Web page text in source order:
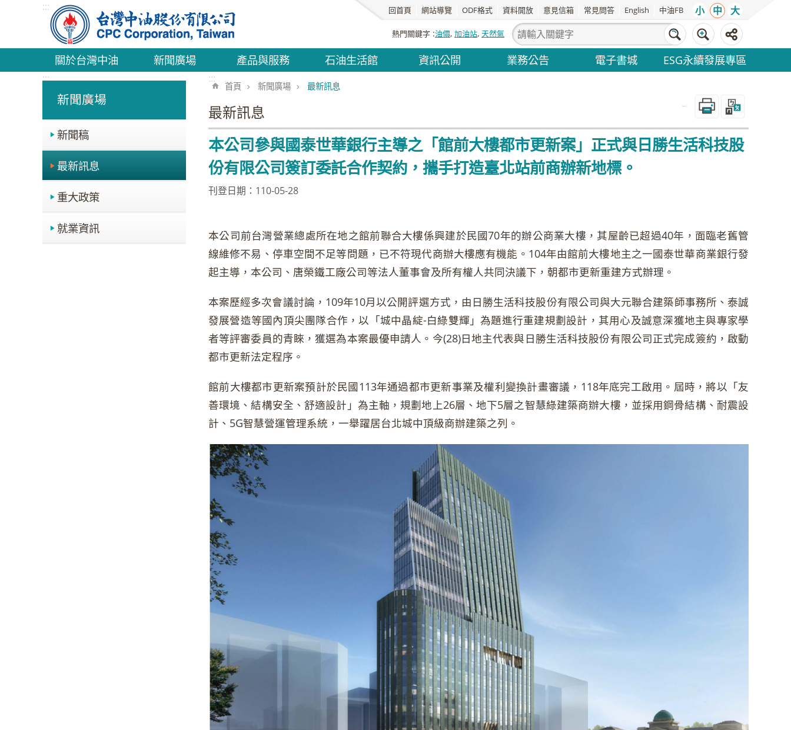
跳到主要內容區塊
::: 回首頁 網站導覽 ODF格式 資料開放 意見信箱 常見問答 English 中油FB 小 中 大
熱門關鍵字 油價 加油站 天然氣
關於台灣中油 新聞廣場 產品與服務 石油生活館 資訊公開 業務公告 電子書城 ESG永續發展專區
:::
新聞廣場
新聞稿
最新訊息
重大政策
就業資訊
:::
首頁 新聞廣場 最新訊息
最新訊息
本公司參與國泰世華銀行主導之「館前大樓都市更新案」正式與日勝生活科技股
份有限公司簽訂委託合作契約，攜手打造臺北站前商辦新地標。
刊登日期：110-05-28
本公司前台灣營業總處所在地之館前聯合大樓係興建於民國70年的辦公商業大樓，其屋齡已超過40年，面臨老舊管
線維修不易、停車空間不足等問題，已不符現代商辦大樓應有機能。104年由館前大樓地主之一國泰世華商業銀行發
起主導，本公司、唐榮鐵工廠公司等法人董事會及所有權人共同決議下，朝都市更新重建方式辦理。
本案歷經多次會議討論，109年10月以公開評選方式，由日勝生活科技股份有限公司與大元聯合建築師事務所、泰誠
發展營造等國內頂尖團隊合作，以「城中晶綻-白綠雙輝」為題進行重建規劃設計，其用心及誠意深獲地主與專家學
者等評審委員的青睞，獲選為本案最優申請人。今(28)日地主代表與日勝生活科技股份有限公司正式完成簽約，啟動
都市更新法定程序。
館前大樓都市更新案預計於民國113年通過都市更新事業及權利變換計畫審議，118年底完工啟用。屆時，將以「友
善環境、結構安全、舒適設計」為主軸，規劃地上26層、地下5層之智慧綠建築商辦大樓，並採用鋼骨結構、耐震設
計、5G智慧營運管理系統，一舉躍居台北城中頂級商辦建築之列。